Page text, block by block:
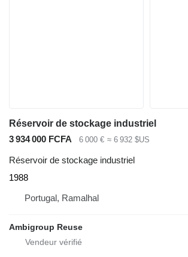
Réservoir de stockage industriel
3 934 000 FCFA
6 000 € ≈ 6 932 $US
Réservoir de stockage industriel
1988
Portugal, Ramalhal
Ambigroup Reuse